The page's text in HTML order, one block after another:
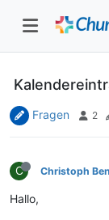
Fragen 2
C Christoph
Hallo,